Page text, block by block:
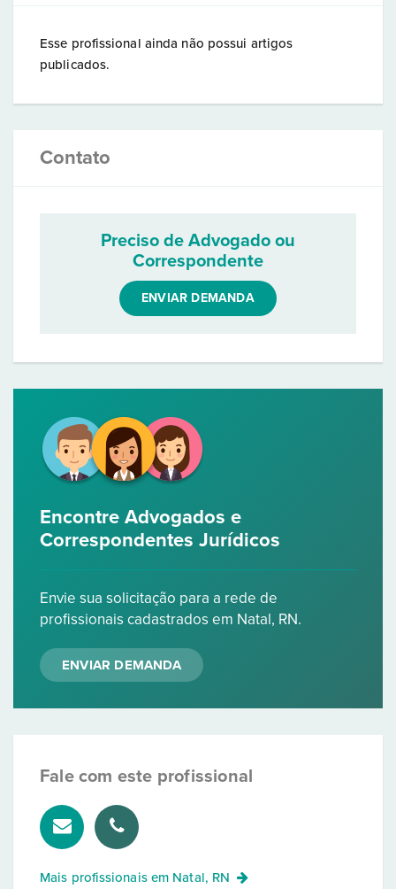
Esse profissional ainda não possui artigos
publicados.
Contato
Preciso de Advogado ou
Correspondente
ENVIAR DEMANDA
Encontre Advogados e
Correspondentes Jurídicos
Envie sua solicitação para a rede de
profissionais cadastrados em Natal, RN.
ENVIAR DEMANDA
Fale com este profissional
Mais profissionais em Natal, RN